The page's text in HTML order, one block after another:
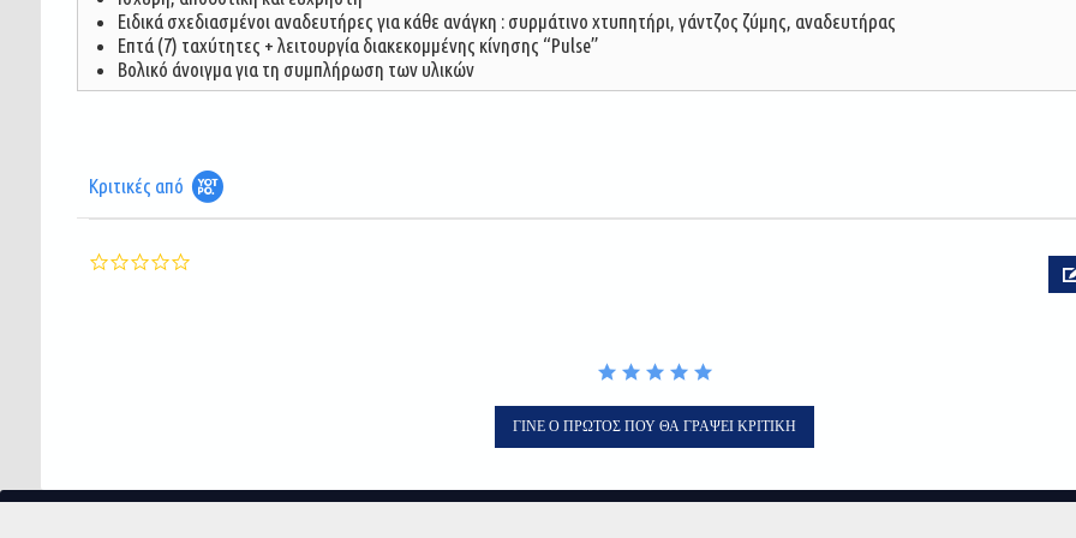
Ειδικά σχεδιασμένοι αναδευτήρες για κάθε ανάγκη : συρμάτινο χτυπητήρι, γάντζος ζύμης, αναδευτήρας
Επτά (7) ταχύτητες + λειτουργία διακεκομμένης κίνησης “Pulse”
Βολικό άνοιγμα για τη συμπλήρωση των υλικών
Κριτικές από
0.0
ΓΊΝΕ Ο ΠΡΏΤΟΣ ΠΟΥ ΘΑ ΓΡΆΨΕΙ ΚΡΙΤΙΚΉ